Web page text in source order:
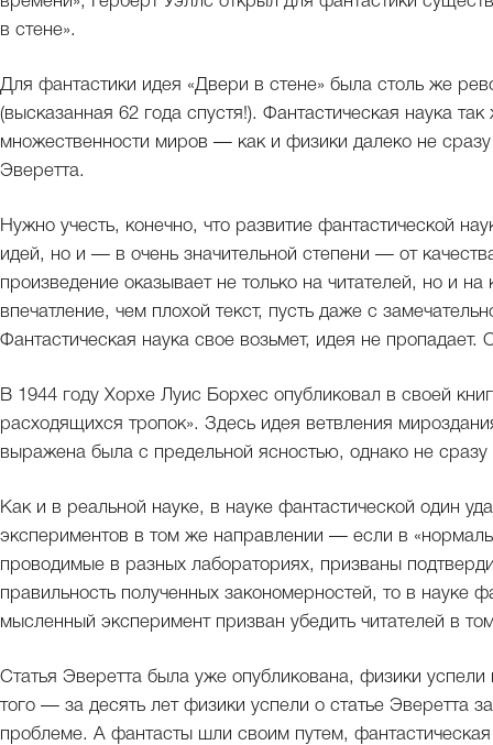
в стене».
Для фантастики идея «Двери в стене» была столь же
(высказанная 62 года спустя!). Фантастическая наука
множественности миров — как и физики далеко не
Эверетта.
Нужно учесть, конечно, что развитие фантастической
идей, но и — в очень значительной степени — от
произведение оказывает не только на читателей, но и
впечатление, чем плохой текст, пусть даже с
Фантастическая наука свое возьмет, идея не пропадает.
В 1944 году Хорхе Луис Борхес опубликовал в своей
расходящихся тропок». Здесь идея ветвления
выражена была с предельной ясностью, однако не
Как и в реальной науке, в науке фантастической один
экспериментов в том же направлении — если в
проводимые в разных лабораториях, призваны
правильность полученных закономерностей, то в науке
мысленный эксперимент призван убедить читателей в
Статья Эверетта была уже опубликована, физики
того — за десять лет физики успели о статье Эверетта
проблеме. А фантасты шли своим путем,